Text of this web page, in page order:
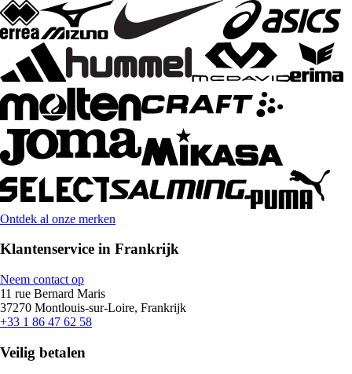
Ontdek al onze merken
Klantenservice in Frankrijk
Neem contact op
11 rue Bernard Maris
37270 Montlouis-sur-Loire, Frankrijk
+33 1 86 47 62 58
Veilig betalen